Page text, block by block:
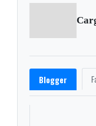
Blogger